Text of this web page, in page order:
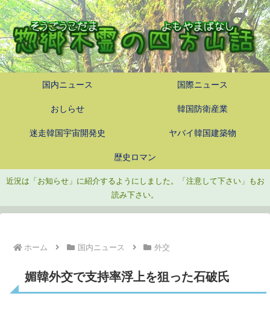
国内ニュース 国際ニュース
おしらせ 韓国防衛産業
迷走韓国宇宙開発史 ヤバイ韓国建築物
歴史ロマン
近況は「お知らせ」に紹介するようにしました。「注意して下さい」もお
読み下さい。
ホーム 国内ニュース 外交
媚韓外交で支持率浮上を狙った石破氏